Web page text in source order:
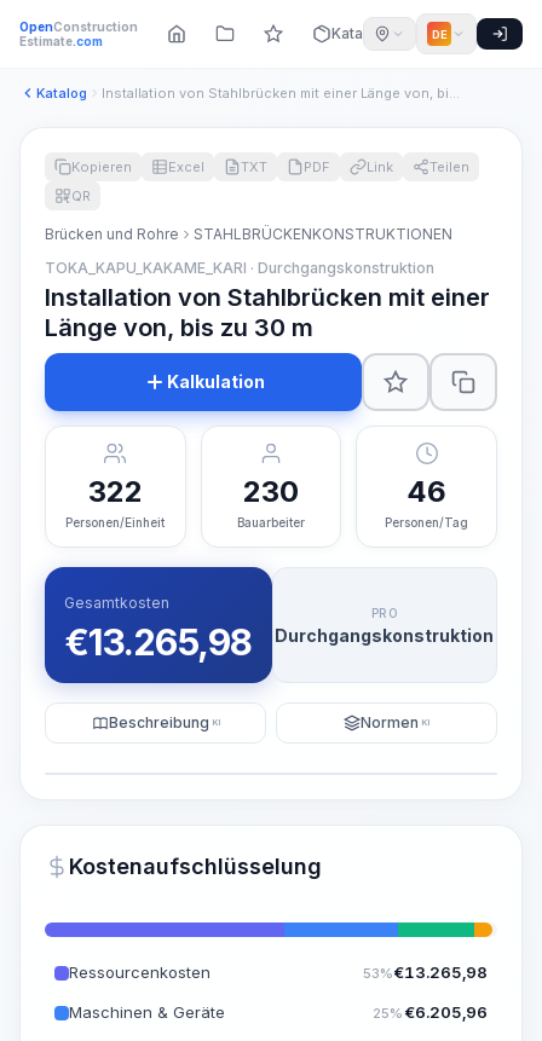
OpenConstruction
Estimate.com Katalog DE
Katalog Installation von Stahlbrücken mit einer Länge von, bis zu 30...
~15-30 Sek.
Kopieren Excel TXT PDF Link
Teilen
QR
Brücken und Rohre
STAHLBRÜCKENKONSTRUKTIONEN
TOKA_KAPU_KAKAME_KARI · Durchgangskonstruktion
Installation von Stahlbrücken mit einer
Länge von, bis zu 30 m
Kalkulation
322
Personen/Einheit
230
Bauarbeiter
46
Personen/Tag
Gesamtkosten
€13.265,98
PRO
Durchgangskonstruktion
Beschreibung KI Normen KI
Kostenaufschlüsselung
Ressourcenkosten 53%€13.265,98
Maschinen & Geräte 25% €6.205,96